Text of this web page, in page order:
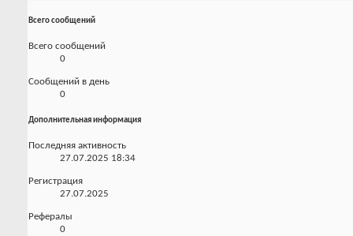
Всего сообщений
Всего сообщений
0
Сообщений в день
0
Дополнительная информация
Последняя активность
27.07.2025 18:34
Регистрация
27.07.2025
Рефералы
0